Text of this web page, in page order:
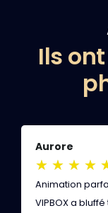
Ils
Aurore
★ ★ ★ ★
Animation
VIPBOX a